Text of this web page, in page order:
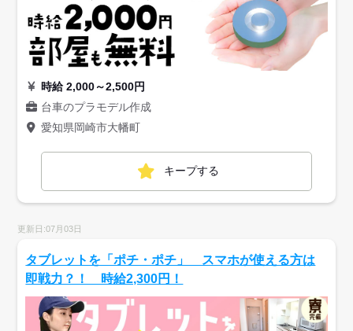
時給 2,000～2,500円
台車のプラモデル作成
愛知県岡崎市大幡町
キープする
更新日:07月03日
タブレットを「ポチ・ポチ」 スマホが使える方は
即戦力？！ 時給2,300円！